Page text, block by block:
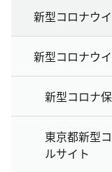
新型コロナウ
新型コロナウ
新型コロナ
東京都新型
ルサイト